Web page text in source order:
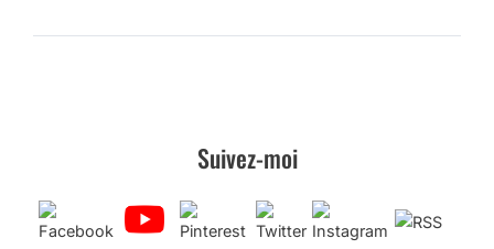
Suivez-moi